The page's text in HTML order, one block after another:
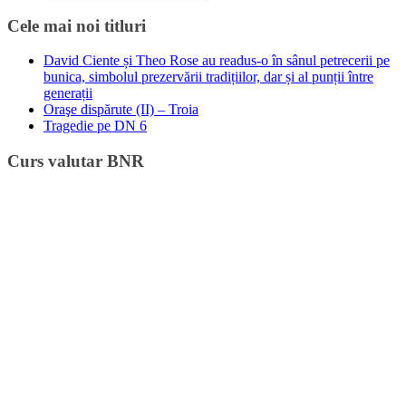
Cele mai noi titluri
David Ciente și Theo Rose au readus-o în sânul petrecerii pe
bunica, simbolul prezervării tradițiilor, dar și al punții între
generații
Oraşe dispărute (II) – Troia
Tragedie pe DN 6
Curs valutar BNR